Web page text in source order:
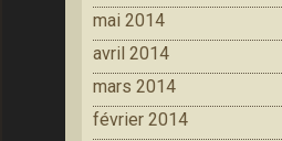
mai 2014
avril 2014
mars 2014
février 2014